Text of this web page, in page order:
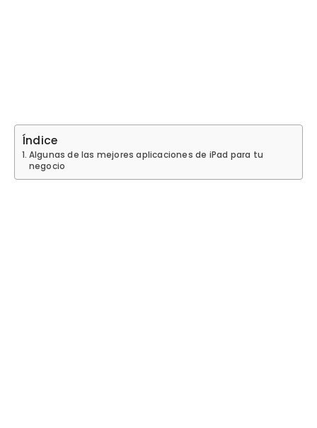
Índice
Algunas de las mejores aplicaciones de iPad para tu
negocio